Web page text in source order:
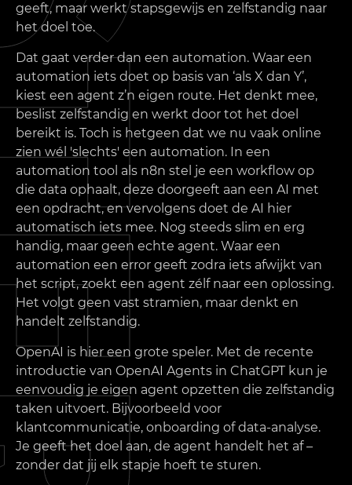
geeft, maar werkt stapsgewijs en zelfstandig naar
het doel toe.
Dat gaat verder dan een automation. Waar een
automation iets doet op basis van ‘als X dan Y’,
kiest een agent z’n eigen route. Het denkt mee,
beslist zelfstandig en werkt door tot het doel
bereikt is. Toch is hetgeen dat we nu vaak online
zien wél 'slechts' een automation. In een
automation tool als n8n stel je een workflow op
die data ophaalt, deze doorgeeft aan een AI met
een opdracht, en vervolgens doet de AI hier
automatisch iets mee. Nog steeds slim en erg
handig, maar geen echte agent. Waar een
automation een error geeft zodra iets afwijkt van
het script, zoekt een agent zélf naar een oplossing.
Het volgt geen vast stramien, maar denkt en
handelt zelfstandig.
OpenAI is hier een grote speler. Met de recente
introductie van OpenAI Agents in ChatGPT kun je
eenvoudig je eigen agent opzetten die zelfstandig
taken uitvoert. Bijvoorbeeld voor
klantcommunicatie, onboarding of data-analyse.
Je geeft het doel aan, de agent handelt het af –
zonder dat jij elk stapje hoeft te sturen.